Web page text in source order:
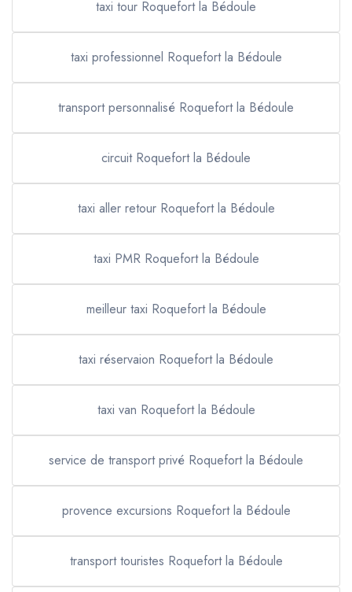
taxi tour Roquefort la Bédoule
taxi professionnel Roquefort la Bédoule
transport personnalisé Roquefort la Bédoule
circuit Roquefort la Bédoule
taxi aller retour Roquefort la Bédoule
taxi PMR Roquefort la Bédoule
meilleur taxi Roquefort la Bédoule
taxi réservaion Roquefort la Bédoule
taxi van Roquefort la Bédoule
service de transport privé Roquefort la Bédoule
provence excursions Roquefort la Bédoule
transport touristes Roquefort la Bédoule